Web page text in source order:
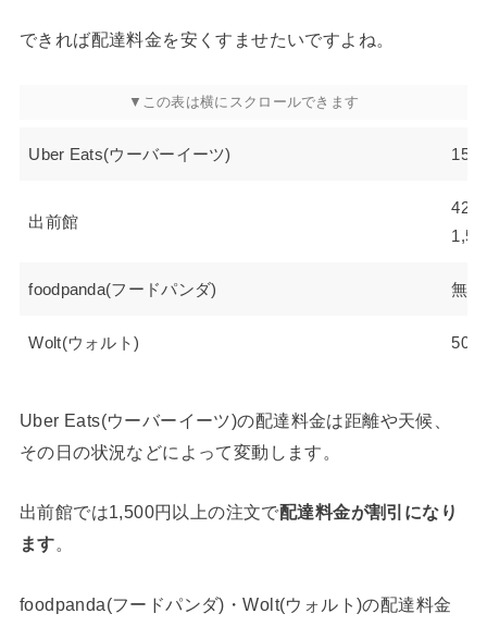
できれば配達料金を安くすませたいですよね。
Uber Eats(ウーバーイーツ) 150
出前館
420
foodpanda(フードパンダ) 無
Wolt(ウォルト) 50
Uber Eats(ウーバーイーツ)の配達料金は距離や天候、
その日の状況などによって変動します。
出前館では1,500円以上の注文で配達料金が割引になり
ます。
foodpanda(フードパンダ)・Wolt(ウォルト)の配達料金